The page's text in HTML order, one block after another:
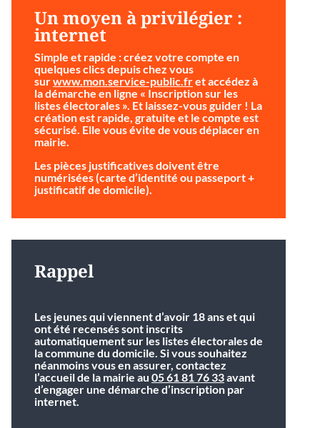
Un moyen à privilégier :
internet
Simple et rapide : créez votre compte en
quelques clics depuis chez vous
surwww.mon.service-public.fret accédez à
la démarche en ligne « Inscription sur les
listes électorales ». Et laissez-vous guider ! La
création est rapide, gratuite et le compte est
sécurisé. Elle vous évite de vous déplacer en
mairie.
Les pièces justificatives doivent être
numérisées (carte d’identité ou passeport +
justificatif de domicile).
Rappel
Les jeunes qui viennent d’avoir 18 ans et qui
ont été recensés sont inscrits
automatiquement sur les listes électorales de
la commune du domicile. Si vous souhaitez
néanmoins vous en assurer, contactez
l’accueil de la mairie au 05 61 81 76 33avant
d’engager une démarche d’inscription par
internet.